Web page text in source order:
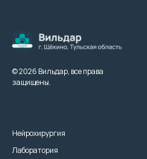
© 2026 Вильдар, все права
защищены.
Нейрохирургия
Лаборатория